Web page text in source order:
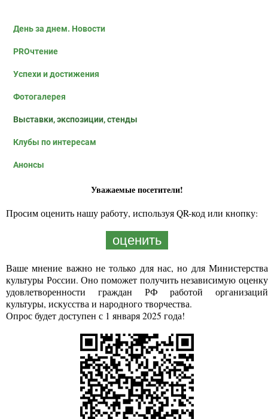
День за днем. Новости
PROчтение
Успехи и достижения
Фотогалерея
Выставки, экспозиции, стенды
Клубы по интересам
Анонсы
Уважаемые посетители!
Просим оценить нашу работу, используя QR-код или кнопку:
оценить
Ваше мнение важно не только для нас, но для Министерства
культуры России. Оно поможет получить независимую оценку
удовлетворенности граждан РФ работой организаций
культуры, искусства и народного творчества.
Опрос будет доступен с 1 января 2025 года!